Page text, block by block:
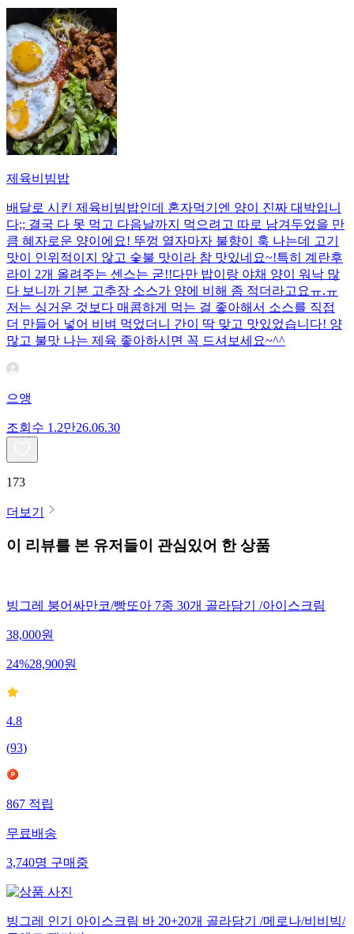
제육비빔밥
배달로 시킨 제육비빔밥인데 혼자먹기엔 양이 진짜 대박입니
다;; 결국 다 못 먹고 다음날까지 먹으려고 따로 남겨두었을 만
큼 혜자로운 양이에요! 뚜껑 열자마자 불향이 훅 나는데 고기
맛이 인위적이지 않고 숯불 맛이라 참 맛있네요~!특히 계란후
라이 2개 올려주는 센스는 굳!! ​다만 밥이랑 야채 양이 워낙 많
다 보니까 기본 고추장 소스가 양에 비해 좀 적더라고요ㅠ.ㅠ
저는 싱거운 것보다 매콤하게 먹는 걸 좋아해서 소스를 직접
더 만들어 넣어 비벼 먹었더니 간이 딱 맞고 맛있었습니다! 양
많고 불맛 나는 제육 좋아하시면 꼭 드셔보세요~^^
으앵
조회수 1.2만26.06.30
173
더보기
이 리뷰를 본 유저들이 관심있어 한 상품
빙그레 붕어싸만코/빵또아 7종 30개 골라담기 /아이스크림
38,000원
24%28,900원
4.8
(93)
867적립
무료배송
3,740명구매중
빙그레 인기 아이스크림 바 20+20개 골라담기 /메로나/비비빅/